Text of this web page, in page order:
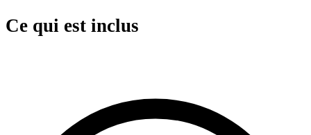
Ce qui est inclus